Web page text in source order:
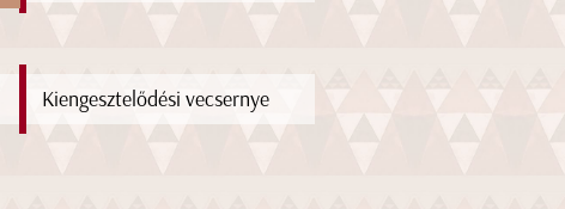
Kiengesztelődési vecsernye